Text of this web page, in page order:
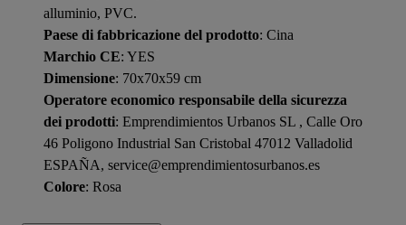
alluminio, PVC.
Paese di fabbricazione del prodotto: Cina
Marchio CE: YES
Dimensione: 70x70x59 cm
Operatore economico responsabile della sicurezza
dei prodotti: Emprendimientos Urbanos SL , Calle Oro
46 Poligono Industrial San Cristobal 47012 Valladolid
ESPAÑA, service@emprendimientosurbanos.es
Colore: Rosa